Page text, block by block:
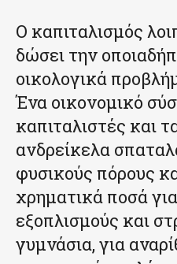
Ο καπιταλισμός
δώσει την
οικολογικά
Ένα οικονομικό
καπιταλιστές και
ανδρείκελα
φυσικούς πόρους
χρηματικά ποσά
εξοπλισμούς και
γυμνάσια, για